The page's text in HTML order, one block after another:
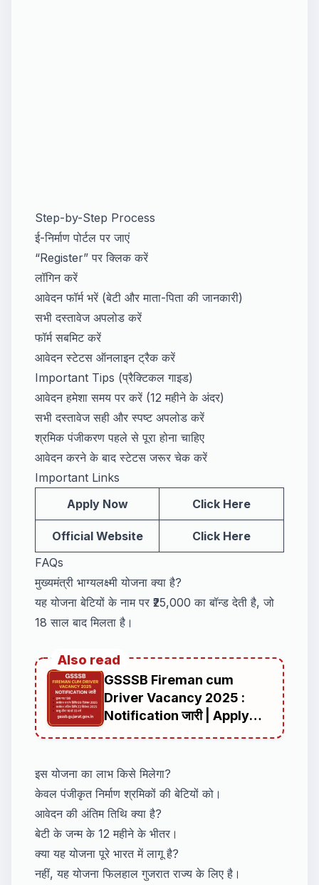
Step-by-Step Process
ई-निर्माण पोर्टल पर जाएं
“Register” पर क्लिक करें
लॉगिन करें
आवेदन फॉर्म भरें (बेटी और माता-पिता की जानकारी)
सभी दस्तावेज अपलोड करें
फॉर्म सबमिट करें
आवेदन स्टेटस ऑनलाइन ट्रैक करें
Important Tips (प्रैक्टिकल गाइड)
आवेदन हमेशा समय पर करें (12 महीने के अंदर)
सभी दस्तावेज सही और स्पष्ट अपलोड करें
श्रमिक पंजीकरण पहले से पूरा होना चाहिए
आवेदन करने के बाद स्टेटस जरूर चेक करें
Important Links
Apply Now
Click Here
Official Website
Click Here
FAQs
मुख्यमंत्री भाग्यलक्ष्मी योजना क्या है?
यह योजना बेटियों के नाम पर ₹25,000 का बॉन्ड देती है, जो
18 साल बाद मिलता है।
Also read
GSSSB Fireman cum
Driver Vacancy 2025 :
Notification जारी | Apply
Online
इस योजना का लाभ किसे मिलेगा?
केवल पंजीकृत निर्माण श्रमिकों की बेटियों को।
आवेदन की अंतिम तिथि क्या है?
बेटी के जन्म के 12 महीने के भीतर।
क्या यह योजना पूरे भारत में लागू है?
नहीं, यह योजना फिलहाल गुजरात राज्य के लिए है।